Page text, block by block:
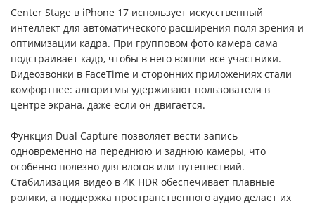
Center Stage в iPhone 17 использует искусственный
интеллект для автоматического расширения поля зрения и
оптимизации кадра. При групповом фото камера сама
подстраивает кадр, чтобы в него вошли все участники.
Видеозвонки в FaceTime и сторонних приложениях стали
комфортнее: алгоритмы удерживают пользователя в
центре экрана, даже если он двигается.
Функция Dual Capture позволяет вести запись
одновременно на переднюю и заднюю камеры, что
особенно полезно для влогов или путешествий.
Стабилизация видео в 4K HDR обеспечивает плавные
ролики, а поддержка пространственного аудио делает их